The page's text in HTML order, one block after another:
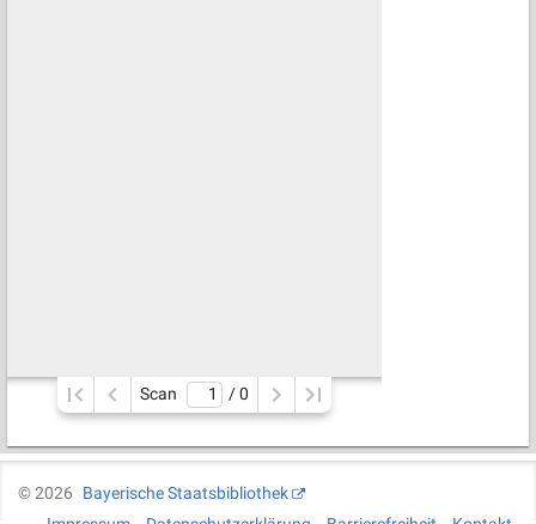
Scan / 0
©2026
Bayerische Staatsbibliothek